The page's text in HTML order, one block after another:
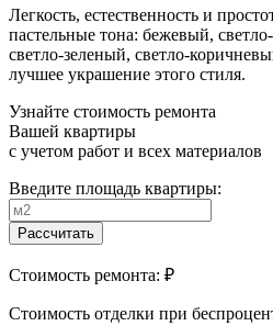
Легкость, естественность и
пастельные тона: бежевый,
светло-зеленый, светло-
лучшее украшение этого стиля.
Узнайте стоимость ремонта
Вашей квартиры
с учетом работ и всех материалов
Введите площадь квартиры:
Рассчитать
Стоимость ремонта: ₽
Cтоимость отделки при